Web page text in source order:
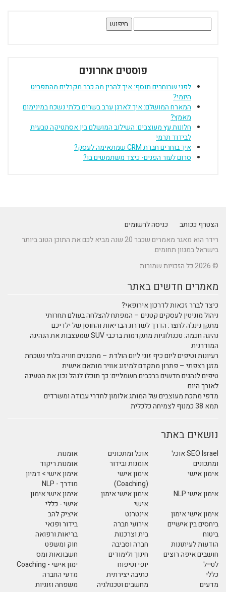
פוסטים אחרונים
לפני שבוחרים תוסף: איך להבין מה כבר מקבלים מהתפריט
היומי?
המארח המושלם: איך לארגן ערב בשרים בלתי נשכח במינימום
מאמץ?
חלונות עץ מעוצבים: השילוב המושלם בין אסתטיקה טבעית
לבידוד תרמי
איך בוחרים חברת CRM שמתאימה לעסק?
סרום לעור הפנים- כיצד משתמשים בו?
הצטרף ככותב
כניסה לרשומים
רידר הוא מאגר מאמרים שכבר 20 שנה מביא לכם את התוכן הטוב ביותר
בישראל במגוון תחומים.
© 2026 כל הזכויות שמורות
מאמרים חדשים באתר
כיצד לברר זכאות לדרכון אירופאי?
ניהול מוניטין לעסקים קטנים – המפתח להצלחה בעולם תחרותי
מתקן נינג'ה לחצר: הדרך לשדרוג הבריאות והחוסן של ילדיכם
נהיגה חכמה: טכנולוגיות מתקדמות ברכבי SUV שמעצבות את הנהיגה
המודרנית
רעיונות וטיפים ליום כיף זוגי ליום הולדת – מתכננים חוויה בלתי נשכחת
מזגן רצפתי – פתרון מתקדם למיזוג אוויר מותאם אישית
טיפים לנהגים חדשים ברכבים חשמליים: כך תוכלו לנהל נכון את הטעינה
לאורך היום
מדפי מתכת מעוצבים של המותג אלומון לחדרי עבודה ומשרדים
תמא 38 כמנוף לצמיחה כלכלית
נושאים באתר
SEO Israel אוכל
ומתכונים
אוכל ומתכונים
אומנות
אומנות ובידור
אומנות ריקוד
אימון אישי
אימון אישי
(Coaching)
אימון אישי > דמיון
מודרך - NLP
אימון אישי NLP
אימון אישי אימון
אישי
אימון אישי אימון
אישי - כללי
אימון אישי אימון
ביחסים בין אישיים
אינטרנט
איציק להב
אירועי חברה
בידור ופנאי
ביטוח
בית וצרכנות
בריאות ורפואה
הודעות לעיתונות
חברה וסביבה
חוק ומשפט
חושבים איפה רוצים
לטייל
חינוך ולימודים
חשבונאות ומס
יופי וטיפוח
ימון אישי - Coaching
כללי
כתיבה יצירתית
מדעי החברה
מדעים
מחשבים וטכנולגיה
משפחה וזוגיות